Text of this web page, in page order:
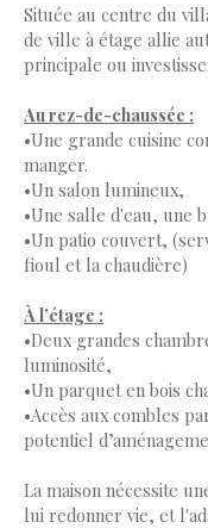
Située au centre du
de ville à étage allie
principale ou
Au rez-de-chaussée :
•Une grande cuisine
manger.
•Un salon lumineux,
•Une salle d'eau, une
•Un patio couvert,
fioul et la chaudière)
À l’étage :
•Deux grandes
luminosité,
•Un parquet en bois
•Accès aux combles
potentiel
La maison nécessite
lui redonner vie, et